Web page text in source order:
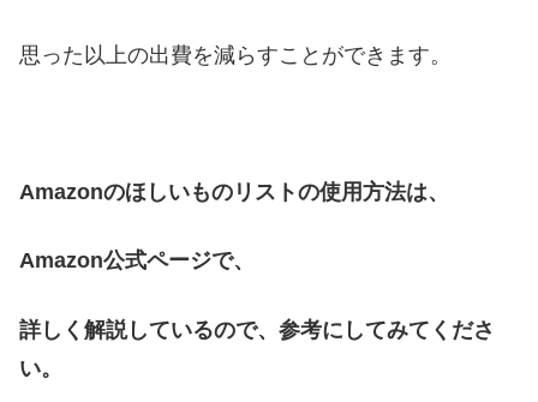
思った以上の出費を減らすことができます。
Amazonのほしいものリストの使用方法は、
Amazon公式ページで、
詳しく解説しているので、参考にしてみてくださ
い。